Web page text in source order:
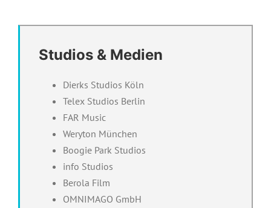
Studios & Medien
Dierks Studios Köln
Telex Studios Berlin
FAR Music
Weryton München
Boogie Park Studios
info Studios
Berola Film
OMNIMAGO GmbH